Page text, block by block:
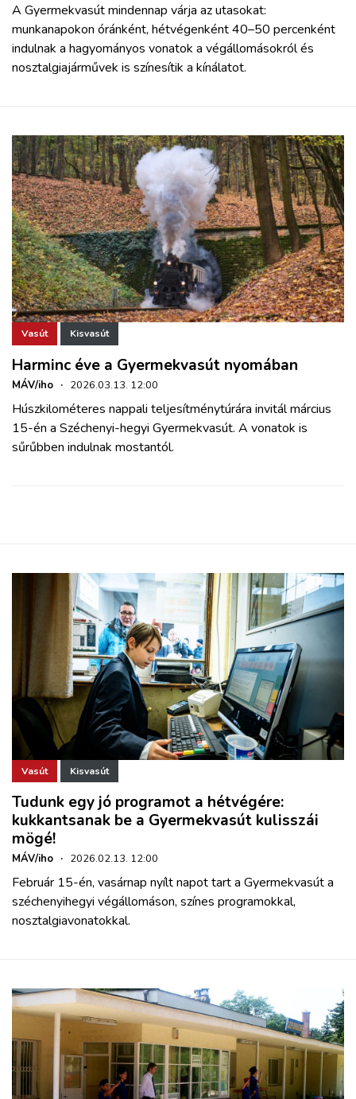
A Gyermekvasút mindennap várja az utasokat:
munkanapokon óránként, hétvégenként 40–50 percenként
indulnak a hagyományos vonatok a végállomásokról és
nosztalgiajárművek is színesítik a kínálatot.
Vasút Kisvasút
Harminc éve a Gyermekvasút nyomában
MÁV/iho · 2026.03.13. 12:00
Húszkilométeres nappali teljesítménytúrára invitál március
15-én a Széchenyi-hegyi Gyermekvasút. A vonatok is
sűrűbben indulnak mostantól.
Vasút Kisvasút
Tudunk egy jó programot a hétvégére:
kukkantsanak be a Gyermekvasút kulisszái
mögé!
MÁV/iho · 2026.02.13. 12:00
Február 15-én, vasárnap nyílt napot tart a Gyermekvasút a
széchenyihegyi végállomáson, színes programokkal,
nosztalgiavonatokkal.